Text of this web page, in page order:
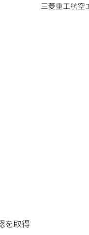
三菱重工航
を取得